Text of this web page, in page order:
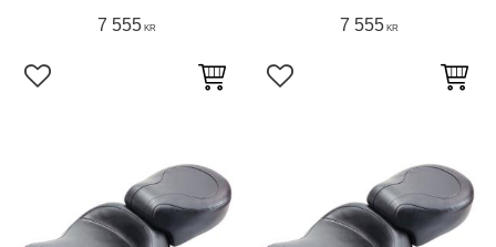
7 555 KR
Lägg till i favoriter
7 555 KR
Lägg till i favoriter